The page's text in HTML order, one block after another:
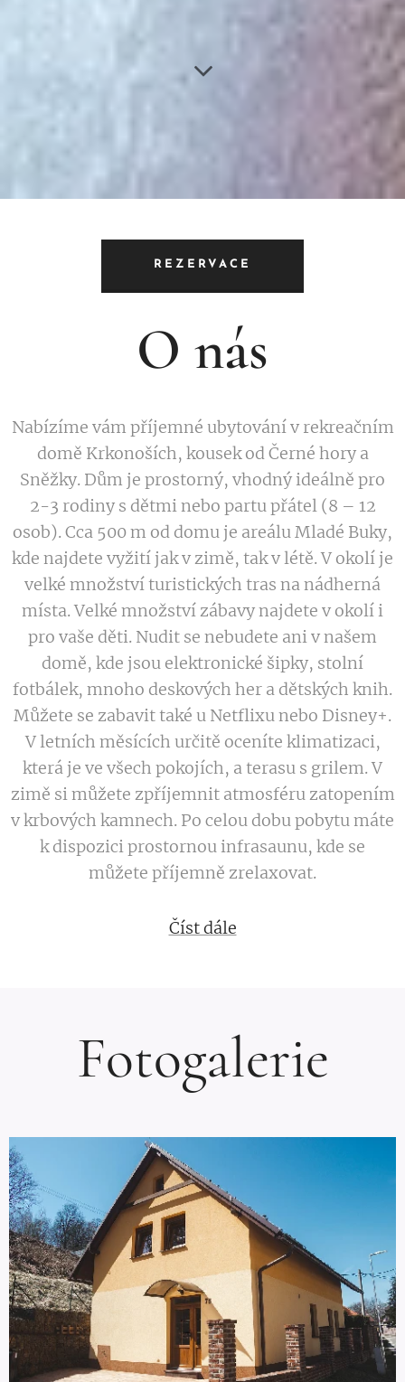
REZERVACE
O nás
Nabízíme vám příjemné ubytování v rekreačním
domě Krkonoších, kousek od Černé hory a
Sněžky. Dům je prostorný, vhodný ideálně pro
2-3 rodiny s dětmi nebo partu přátel (8 – 12
osob). Cca 500 m od domu je areálu Mladé Buky,
kde najdete vyžití jak v zimě, tak v létě. V okolí je
velké množství turistických tras na nádherná
místa. Velké množství zábavy najdete v okolí i
pro vaše děti. Nudit se nebudete ani v našem
domě, kde jsou elektronické šipky, stolní
fotbálek, mnoho deskových her a dětských knih.
Můžete se zabavit také u Netflixu nebo Disney+.
V letních měsících určitě oceníte klimatizaci,
která je ve všech pokojích, a terasu s grilem. V
zimě si můžete zpříjemnit atmosféru zatopením
v krbových kamnech. Po celou dobu pobytu máte
k dispozici prostornou infrasaunu, kde se
můžete příjemně zrelaxovat.
Číst dále
Fotogalerie